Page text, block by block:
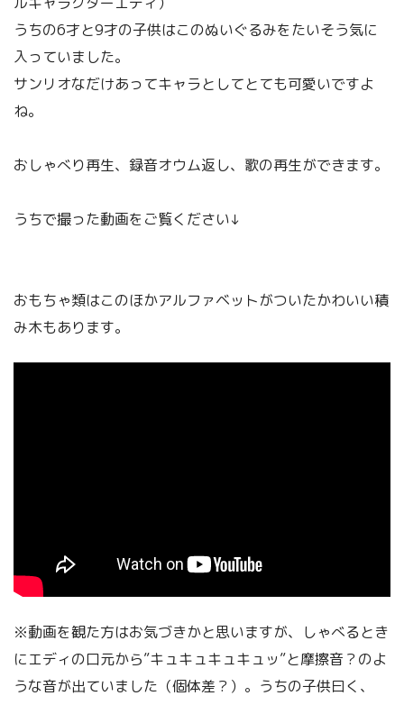
うちの6才と9才の子供はこのぬいぐるみをたいそう気に
入っていました。
サンリオなだけあってキャラとしてとても可愛いですよ
ね。
おしゃべり再生、録音オウム返し、歌の再生ができます。
うちで撮った動画をご覧ください↓
おもちゃ類はこのほかアルファベットがついたかわいい積
み木もあります。
※動画を観た方はお気づきかと思いますが、しゃべるとき
にエディの口元から”キュキュキュキュッ”と摩擦音？のよ
うな音が出ていました（個体差？）。うちの子供曰く、